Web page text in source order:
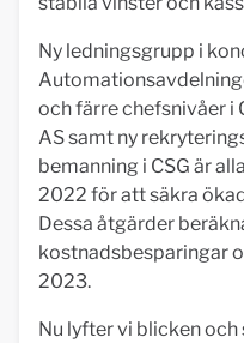
Ny ledningsgrupp i
och färre chefsnivåer i
AS samt ny
bemanning i CSG är
2022 för att säkra
Dessa åtgärder
kostnadsbesparingar
2023.
Nu lyfter vi blicken